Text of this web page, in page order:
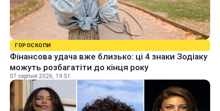
ГОРОСКОПИ
Фінансова удача вже близько: ці 4 знаки Зодіаку
можуть розбагатіти до кінця року
07 серпня 2026, 19:51